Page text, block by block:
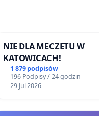
NIE DLA MECZETU W
KATOWICACH!
1 879 podpisów
196 Podpisy / 24 godzin
29 Jul 2026